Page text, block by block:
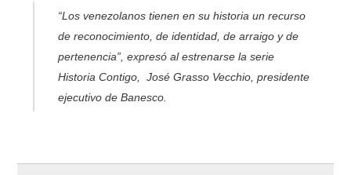
“Los venezolanos tienen en su historia un recurso
de reconocimiento, de identidad, de arraigo y de
pertenencia”, expresó al estrenarse la serie
Historia Contigo, José Grasso Vecchio, presidente
ejecutivo de Banesco.